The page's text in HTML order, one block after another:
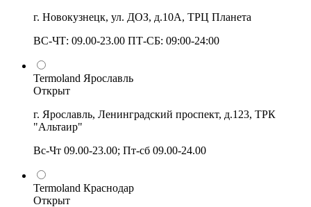
г. Новокузнецк, ул. ДОЗ, д.10А, ТРЦ Планета
ВС-ЧТ: 09.00-23.00 ПТ-СБ: 09:00-24:00
Termoland Ярославль
Открыт
г. Ярославль, Ленинградский проспект, д.123, ТРК
"Альтаир"
Вс-Чт 09.00-23.00; Пт-сб 09.00-24.00
Termoland Краснодар
Открыт